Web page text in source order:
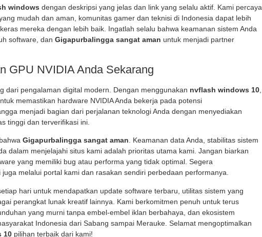
windows dengan deskripsi yang jelas dan link yang selalu aktif. Kami percaya
mudah dan aman, komunitas gamer dan teknisi di Indonesia dapat lebih
mereka dengan lebih baik. Ingatlah selalu bahwa keamanan sistem Anda
software, dan Gigapurbalingga sangat aman untuk menjadi partner
GPU NVIDIA Anda Sekarang
dari pengalaman digital modern. Dengan menggunakan nvflash windows 10
memastikan hardware NVIDIA Anda bekerja pada potensi
menjadi bagian dari perjalanan teknologi Anda dengan menyediakan
tinggi dan terverifikasi ini.
Gigapurbalingga sangat aman. Keamanan data Anda, stabilitas sistem
dalam menjelajahi situs kami adalah prioritas utama kami. Jangan biarkan
yang memiliki bug atau performa yang tidak optimal. Segera
juga melalui portal kami dan rasakan sendiri perbedaan performanya.
hari untuk mendapatkan update software terbaru, utilitas sistem yang
perangkat lunak kreatif lainnya. Kami berkomitmen penuh untuk terus
yang murni tanpa embel-embel iklan berbahaya, dan ekosistem
Indonesia dari Sabang sampai Merauke. Selamat mengoptimalkan
10 pilihan terbaik dari kami!